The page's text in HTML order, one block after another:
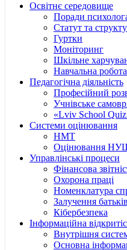
Освітнє середовище
Поради
Статут та
Гуртки
Моніторинг
Шкільне
Навчальна робота
Педагогічна діяльність
Професійний
Учнівське
«Lviv School
Системи оцінювання
НМТ
Оцінювання
Управлінські процеси
Фінансова
Охорона праці
Номенклатура
Залучення
Кібербезпека
Інформаційна
Внутрішня
Основна